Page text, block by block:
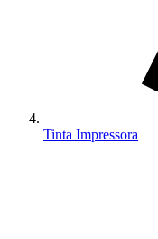
Tinta Impressora